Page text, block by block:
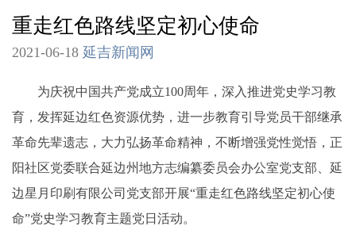
重走红色路线坚定初心使命
2021-06-18 延吉新闻网
为庆祝中国共产党成立100周年，深入推进党史学习教
育，发挥延边红色资源优势，进一步教育引导党员干部继承
革命先辈遗志，大力弘扬革命精神，不断增强党性觉悟，正
阳社区党委联合延边州地方志编纂委员会办公室党支部、延
边星月印刷有限公司党支部开展“重走红色路线坚定初心使
命”党史学习教育主题党日活动。